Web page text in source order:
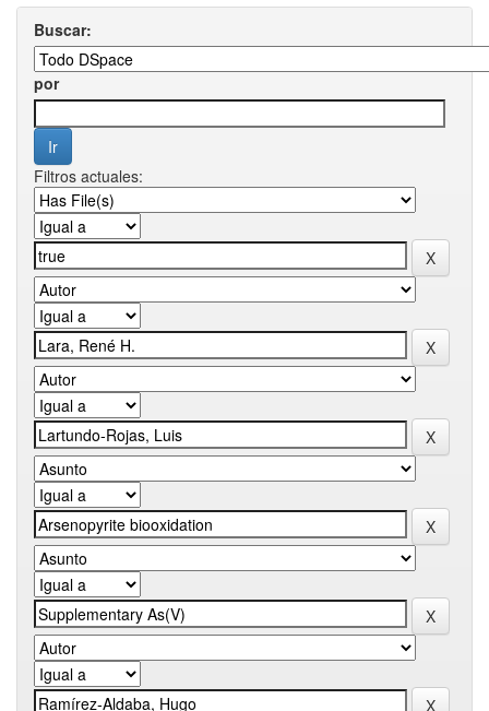
Buscar:
por
Filtros actuales: